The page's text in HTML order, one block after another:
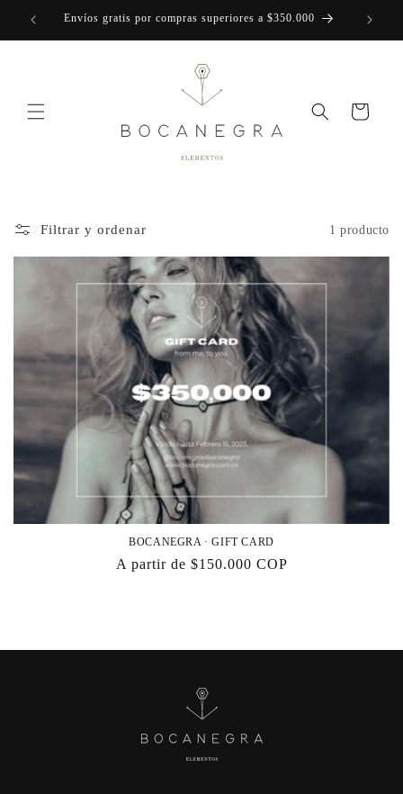
directamenteEnvíos gratis por compras superiores a $350.000
Carrito
Filtrar y ordenar 1 producto
BOCANEGRA · GIFT CARD
Precio
A partir de $150.000 COP